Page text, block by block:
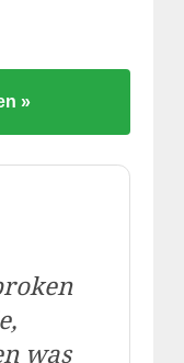
»
was